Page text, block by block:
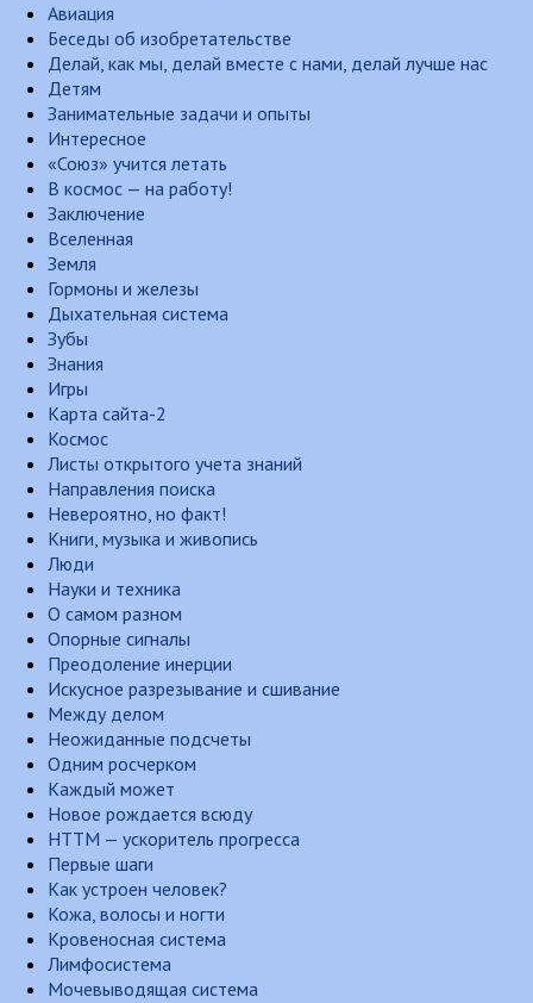
Авиация
Беседы об изобретательстве
Делай, как мы, делай вместе с нами, делай лучше нас
Детям
Занимательные задачи и опыты
Интересное
«Союз» учится летать
В космос — на работу!
Заключение
Вселенная
Земля
Гормоны и железы
Дыхательная система
Зубы
Знания
Игры
Карта сайта-2
Космос
Листы открытого учета знаний
Направления поиска
Невероятно, но факт!
Книги, музыка и живопись
Люди
Науки и техника
О самом разном
Опорные сигналы
Преодоление инерции
Искусное разрезывание и сшивание
Между делом
Неожиданные подсчеты
Одним росчерком
Каждый может
Новое рождается всюду
НТТМ — ускоритель прогресса
Первые шаги
Как устроен человек?
Кожа, волосы и ногти
Кровеносная система
Лимфосистема
Мочевыводящая система